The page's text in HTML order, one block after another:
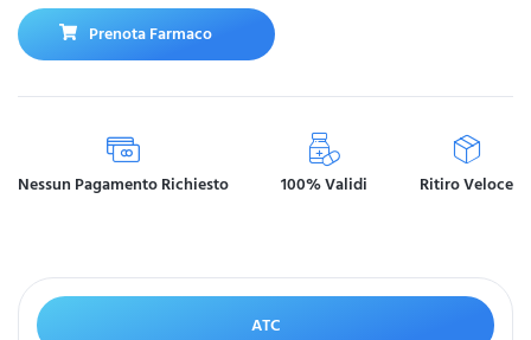
Prenota Farmaco
Nessun Pagamento Richiesto 100% Validi Ritiro Veloce
ATC